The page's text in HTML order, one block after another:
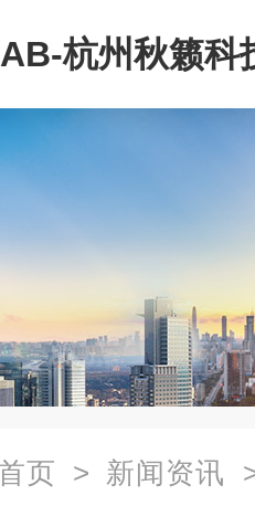
杭州秋籁科
页 > 新闻资讯